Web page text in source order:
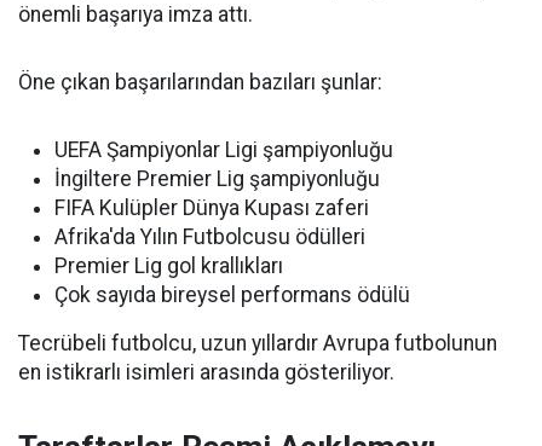
önemli başarıya imza attı.
Öne çıkan başarılarından bazıları şunlar:
UEFA Şampiyonlar Ligi şampiyonluğu
İngiltere Premier Lig şampiyonluğu
FIFA Kulüpler Dünya Kupası zaferi
Afrika'da Yılın Futbolcusu ödülleri
Premier Lig gol krallıkları
Çok sayıda bireysel performans ödülü
Tecrübeli futbolcu, uzun yıllardır Avrupa futbolunun
en istikrarlı isimleri arasında gösteriliyor.